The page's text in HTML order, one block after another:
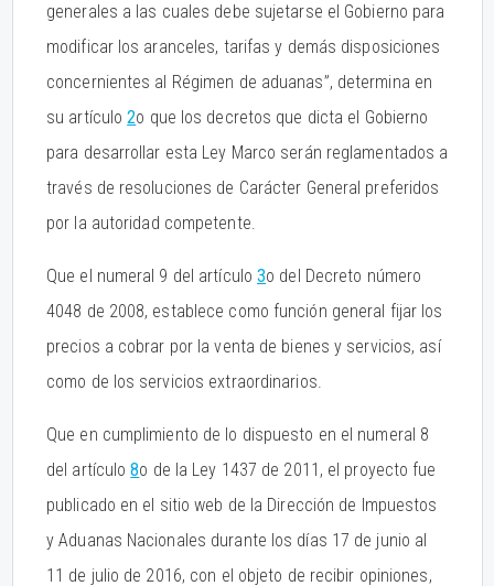
generales a las cuales debe sujetarse el Gobierno para
modificar los aranceles, tarifas y demás disposiciones
concernientes al Régimen de aduanas”, determina en
su artículo2o que los decretos que dicta el Gobierno
para desarrollar esta Ley Marco serán reglamentados a
través de resoluciones de Carácter General preferidos
por la autoridad competente.
Que el numeral 9 del artículo 3o del Decreto número
4048 de 2008, establece como función general fijar los
precios a cobrar por la venta de bienes y servicios, así
como de los servicios extraordinarios.
Que en cumplimiento de lo dispuesto en el numeral 8
del artículo8o de la Ley 1437 de 2011, el proyecto fue
publicado en el sitio web de la Dirección de Impuestos
y Aduanas Nacionales durante los días 17 de junio al
11 de julio de 2016, con el objeto de recibir opiniones,